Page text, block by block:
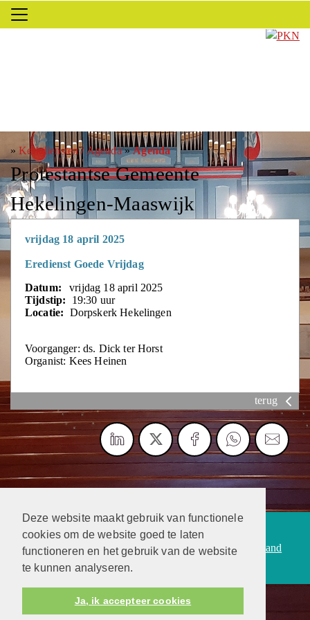
Deze website maakt gebruik van functionele
cookies om de website goed te laten
functioneren en het gebruik van de website
te kunnen analyseren.
Ja, ik accepteer cookies
»Kerkdiensten / Agenda»Agenda
Protestantse Gemeente
Hekelingen-Maaswijk
vrijdag 18 april 2025
Eredienst Goede Vrijdag
Datum:
vrijdag 18 april 2025
Tijdstip:
19:30 uur
Locatie: Dorpskerk Hekelingen
Voorganger: ds. Dick ter Horst
Organist: Kees Heinen
terug
Protestantsekerk.net is een samenwerking tussen de
dienstenorganisatie van deProtestantse Kerk in Nederland
enHuman Content Mediaproducties B.V.